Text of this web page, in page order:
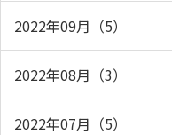
2022年09月（5）
2022年08月（3）
2022年07月（5）